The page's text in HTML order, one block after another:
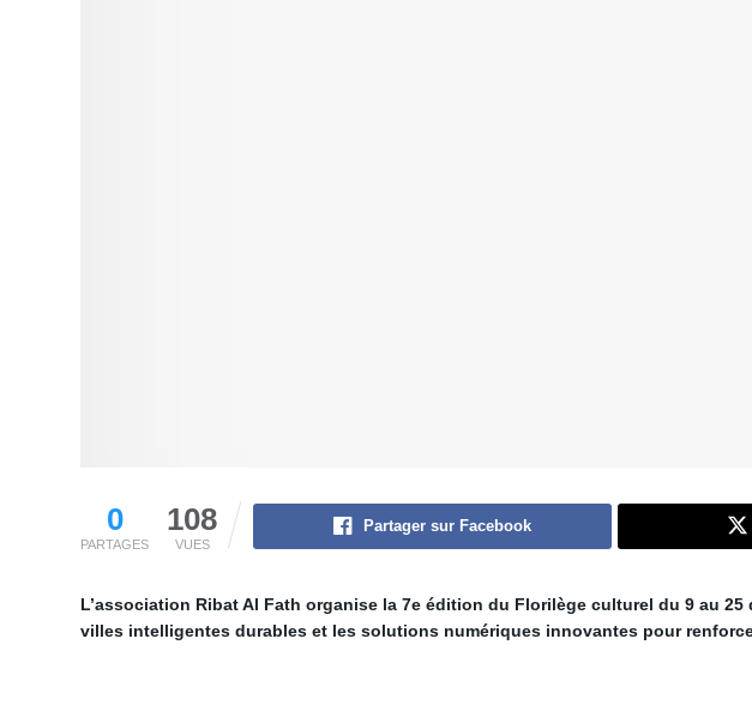
0
PARTAGES
108
VUES
Partager sur Facebook
L’association Ribat Al Fath organise la 7e édition du Florilège culturel du 9 au
villes intelligentes durables et les solutions numériques innovantes pour